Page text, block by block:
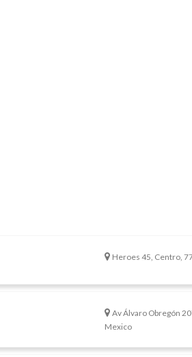
Heroes 45, Centro,
Av Álvaro Obregón
Mexico